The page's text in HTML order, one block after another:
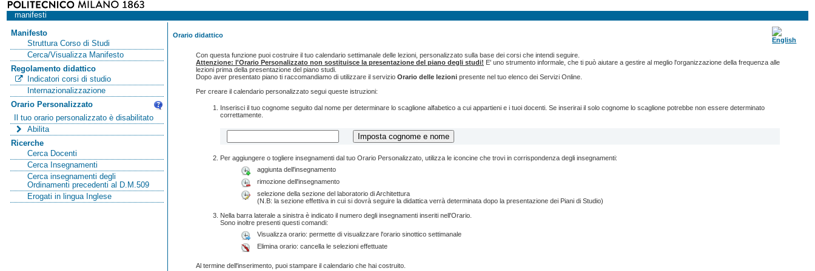
manifesti
Manifesto
Struttura Corso di Studi
Cerca/Visualizza Manifesto
Regolamento didattico
Indicatori corsi di studio
Internazionalizzazione
Orario Personalizzato
Il tuo orario personalizzato è disabilitato
Abilita
Ricerche
Cerca Docenti
Cerca Insegnamenti
Cerca insegnamenti degli
Ordinamenti precedenti al D.M.509
Erogati in lingua Inglese
Orario didattico
Con questa funzione puoi costruire il tuo calendario settimanale delle lezioni, personalizzato sulla base dei corsi che intendi seguire.
Attenzione: l'Orario Personalizzato non sostituisce la presentazione del piano degli studi! E' uno strumento informale, che ti può aiutare a gestire al meglio l'organizzazione della frequenza alle
lezioni prima della presentazione del piano studi.
Dopo aver presentato piano ti raccomandiamo di utilizzare il servizio Orario delle lezionipresente nel tuo elenco dei Servizi Online.
Per creare il calendario personalizzato segui queste istruzioni:
Inserisci il tuo cognome seguito dal nome per determinare lo scaglione alfabetico a cui appartieni e i tuoi docenti. Se inserirai il solo cognome lo scaglione potrebbe non essere determinato
correttamente.
Per aggiungere o togliere insegnamenti dal tuo Orario Personalizzato, utilizza le iconcine che trovi in corrispondenza degli insegnamenti:
aggiunta dell'insegnamento
rimozione dell'insegnamento
selezione della sezione del laboratorio di Architettura
(N.B: la sezione effettiva in cui si dovrà seguire la didattica verrà determinata dopo la presentazione dei Piani di Studio)
Nella barra laterale a sinistra è indicato il numero degli insegnamenti inseriti nell'Orario.
Sono inoltre presenti questi comandi:
Visualizza orario: permette di visualizzare l'orario sinottico settimanale
Elimina orario: cancella le selezioni effettuate
Al termine dell'inserimento, puoi stampare il calendario che hai costruito.